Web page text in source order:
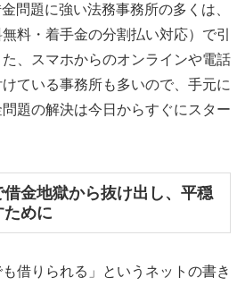
問題に強い法務事務所の多くは、
料・着手金の分割払い対応）で引
、スマホからのオンラインや電話
ている事務所も多いので、手元に
題の解決は今日からすぐにスター
借金地獄から抜け出し、平穏
めに
も借りられる」というネットの書き